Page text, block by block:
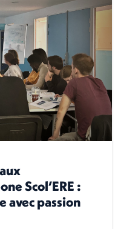
Scol’ERE :
avec passion